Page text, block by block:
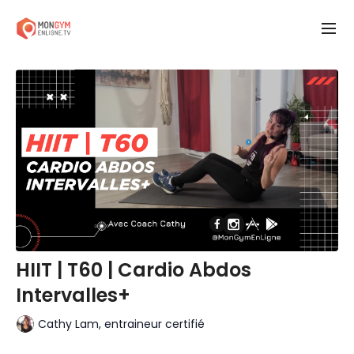
HIIT | T60 | Cardio Abdos
Intervalles+
Cathy Lam, entraineur certifié